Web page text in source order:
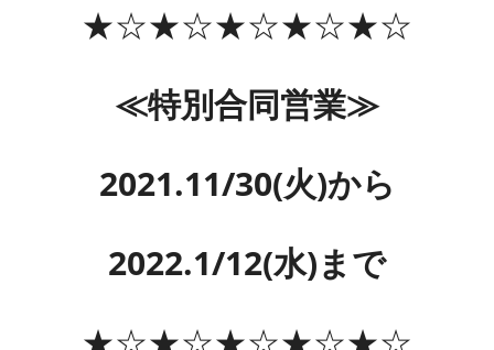
★☆★☆★☆★☆★☆
≪特別合同営業≫
2021.11/30(火)から
2022.1/12(水)まで